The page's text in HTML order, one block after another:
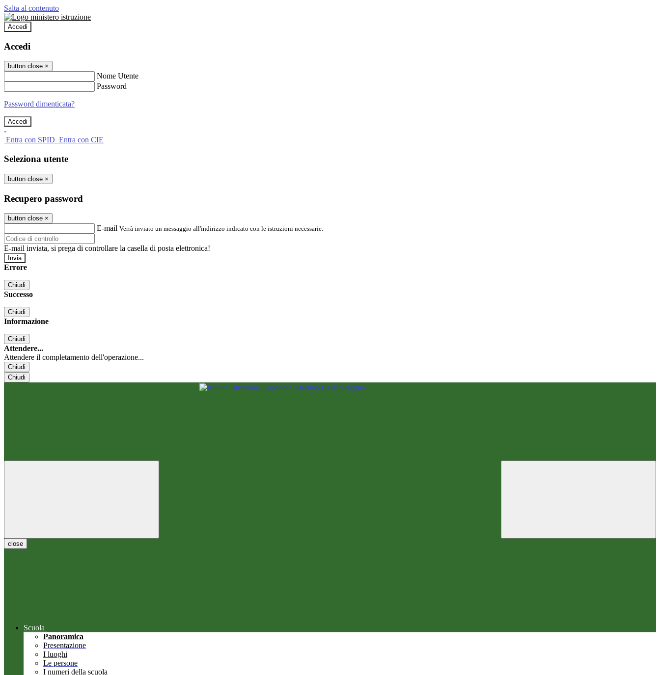
Salta al contenuto
Accedi
Accedi
button close ×
Nome Utente
Password
Password dimenticata?
-
Entra con SPID Entra con CIE
Seleziona utente
button close ×
Recupero password
button close ×
E-mail Verrà inviato un messaggio all'indirizzo indicato con le istruzioni necessarie.
E-mail inviata, si prega di controllare la casella di posta elettronica!
Errore
Chiudi
Successo
Chiudi
Informazione
Chiudi
Attendere...
Attendere il completamento dell'operazione...
Chiudi
Chiudi
close
Scuola
Panoramica
Presentazione
I luoghi
Le persone
I numeri della scuola